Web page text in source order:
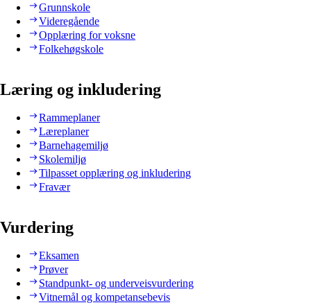
Grunnskole
Videregående
Opplæring for voksne
Folkehøgskole
Læring og inkludering
Rammeplaner
Læreplaner
Barnehagemiljø
Skolemiljø
Tilpasset opplæring og inkludering
Fravær
Vurdering
Eksamen
Prøver
Standpunkt- og underveisvurdering
Vitnemål og kompetansebevis